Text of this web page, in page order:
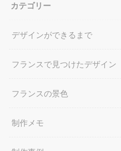
カテゴリー
デザインができるまで
フランスで見つけたデザイン
フランスの景色
制作メモ